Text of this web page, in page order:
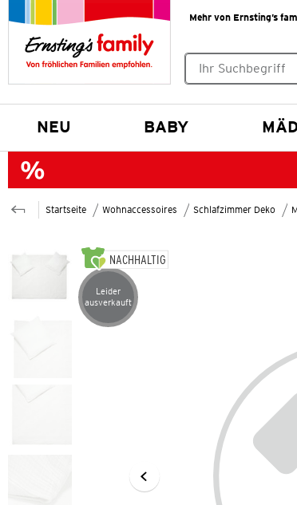
Mehr von Ernsting’s
NEU BABY
Startseite Wohnaccessoires Schlafzimmer Deko
NACHHALTIG
Artikel leider ausverkauft
Leider
ausverkauft